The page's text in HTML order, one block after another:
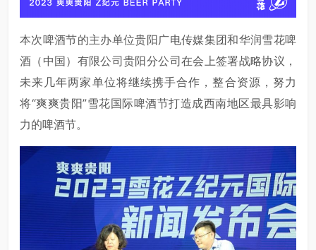
本次啤酒节的主办单位贵阳广电传媒集团和华润雪花啤
酒（中国）有限公司贵阳分公司在会上签署战略协议，
未来几年两家单位将继续携手合作，整合资源，努力
将“爽爽贵阳”雪花国际啤酒节打造成西南地区最具影响
力的啤酒节。